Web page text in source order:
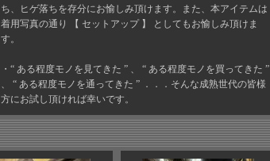
ち、ヒゲ落ちを存分にお愉しみ頂けます。また、本アイテムは
着用写真の通り 【 セットアップ 】 としてもお愉しみ頂けま
す。
・“ ある程度モノを見てきた ” 、 “ ある程度モノを買ってきた ”
、 “ ある程度モノを通ってきた ” ．．．そんな成熟世代の皆様
方にお試し頂ければ幸いです。